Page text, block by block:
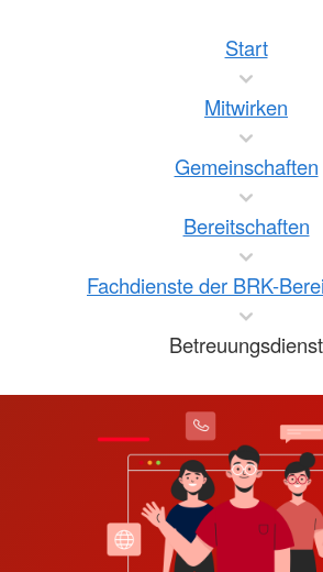
Start
Mitwirken
Gemeinschaften
Bereitschaften
Fachdienste der BRK-
Betreuungsdienst